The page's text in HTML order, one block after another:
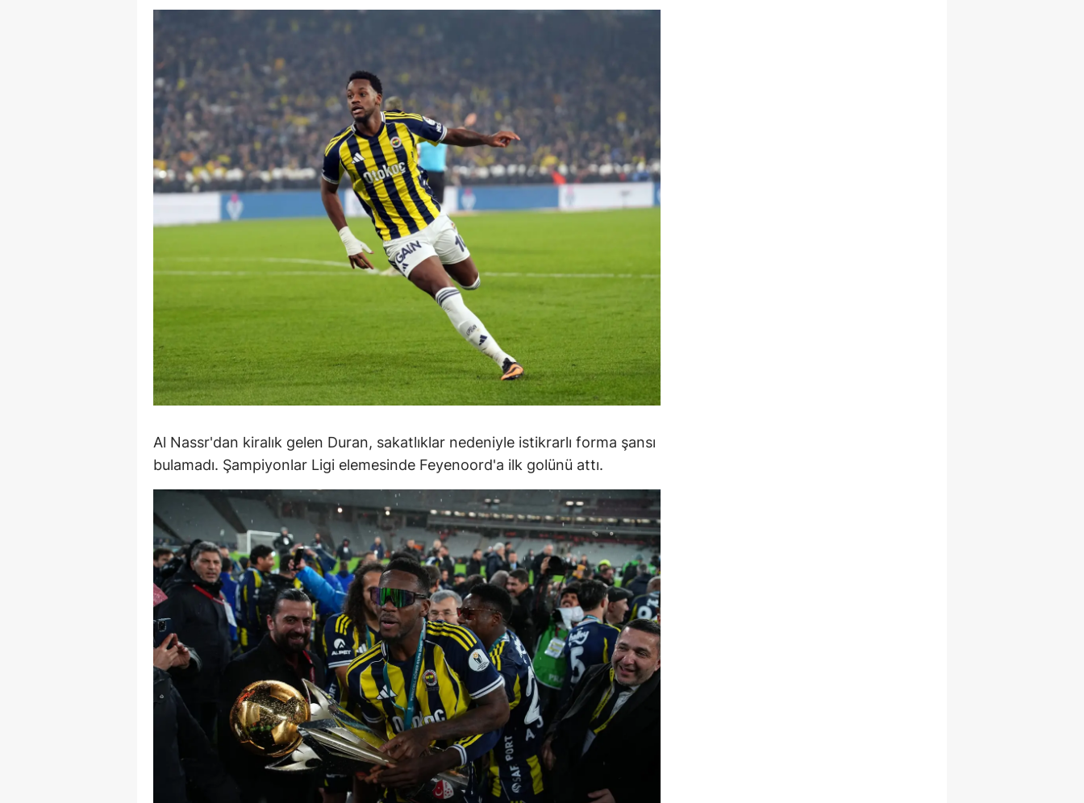
Kayseri
Kırklareli
Kırşehir
Kocaeli
Konya
Kütahya
Malatya
Kahramanmaraş
Mardin
Muğla
Nevşehir
Ordu
Rize
Sakarya
Samsun
Siirt
Sinop
Sivas
Tekirdağ
Tokat
Al Nassr'dan kiralık gelen Duran, sakatlıklar nedeniyle istikrarlı forma şansı
bulamadı. Şampiyonlar Ligi elemesinde Feyenoord'a ilk golünü attı.